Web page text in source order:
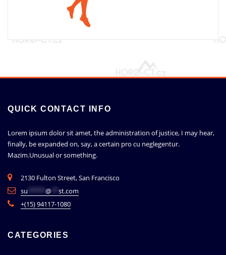
QUICK CONTACT INFO
Lorem ipsum dolor sit amet, the administration of justice, I may hear,
finally, be expanded on, say, a certain pro cu neglegentur.
Mazim.Unusual or something.
2130 Fulton Street, San Francisco
su
@
st.com
+(15) 94117-1080
CATEGORIES